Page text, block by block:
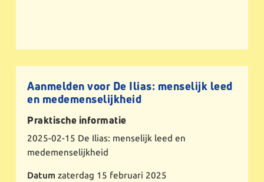
Aanmelden voor De Ilias: menselijk leed
en medemenselijkheid
Praktische informatie
2025-02-15 De Ilias: menselijk leed en
medemenselijkheid
Datum zaterdag 15 februari 2025